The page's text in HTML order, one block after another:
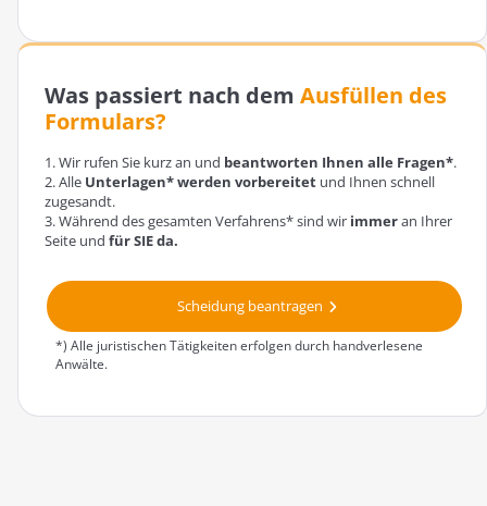
Was passiert nach dem Ausfüllen des
Formulars?
1. Wir rufen Sie kurz an und beantworten Ihnen alle Fragen*.
2. Alle Unterlagen* werden vorbereitetund Ihnen schnell
zugesandt.
3. Während des gesamten Verfahrens* sind wir immeran Ihrer
Seite und für SIE da.
Scheidung beantragen
*) Alle juristischen Tätigkeiten erfolgen durch handverlesene
Anwälte.